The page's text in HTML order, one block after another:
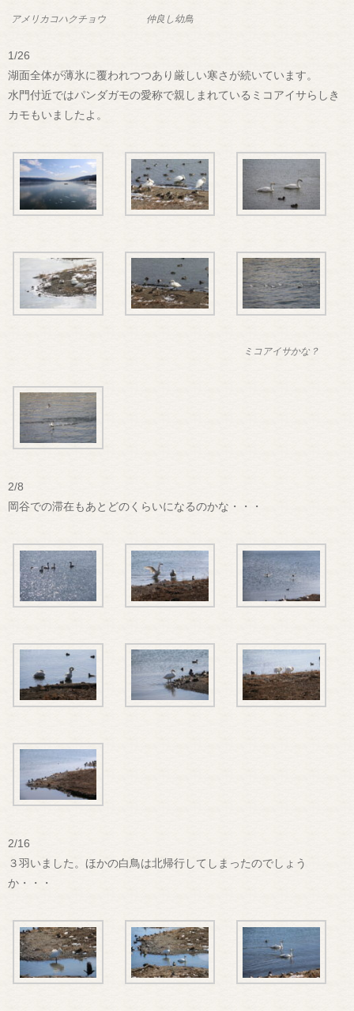
アメリカコハクチョウ 仲良し幼鳥
1/26
湖面全体が薄氷に覆われつつあり厳しい寒さが続いています。
水門付近ではパンダガモの愛称で親しまれているミコアイサらしき
カモもいましたよ。
ミコアイサかな？
2/8
岡谷での滞在もあとどのくらいになるのかな・・・
2/16
３羽いました。ほかの白鳥は北帰行してしまったのでしょう
か・・・